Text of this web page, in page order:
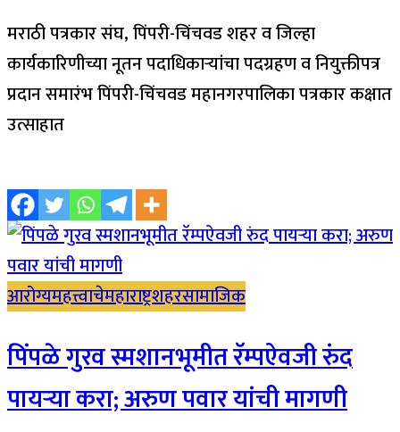
मराठी पत्रकार संघ, पिंपरी-चिंचवड शहर व जिल्हा
कार्यकारिणीच्या नूतन पदाधिकाऱ्यांचा पदग्रहण व नियुक्तीपत्र
प्रदान समारंभ पिंपरी-चिंचवड महानगरपालिका पत्रकार कक्षात
उत्साहात
आरोग्यमहत्त्वाचेमहाराष्ट्रशहरसामाजिक
पिंपळे गुरव स्मशानभूमीत रॅम्पऐवजी रुंद
पायऱ्या करा; अरुण पवार यांची मागणी